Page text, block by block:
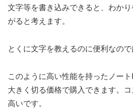
文字等を書き込みできると、わか
がると考えます。
とくに文字を教えるのに便利なので
このように高い性能を持ったノー
大きく切る価格で購入できます。
高いです。